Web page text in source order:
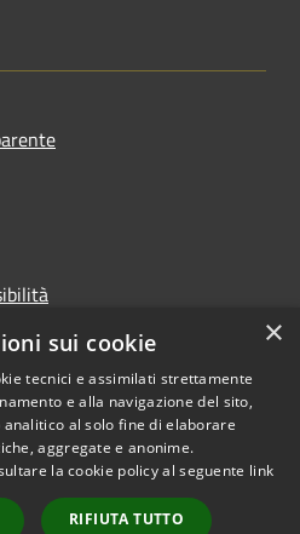
dei servizi
Copyright © 2026 • Comune di
Sansepolcro • Powered by
Municipium•
Accesso
×
sui cookie
tecnici e assimilati strettamente
e alla navigazione del sito,
al solo fine di elaborare
aggregate e anonime.
la cookie policy al seguente link
RIFIUTA TUTTO